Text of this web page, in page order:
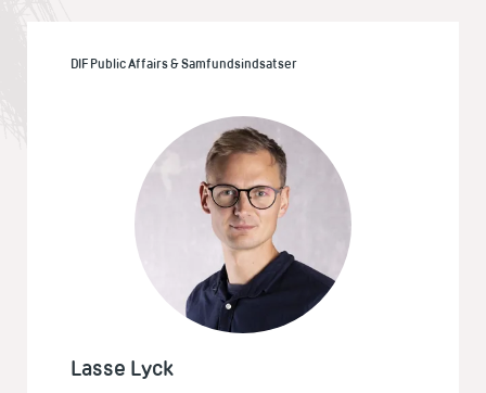
DIF Public Affairs & Samfundsindsatser
Lasse Lyck